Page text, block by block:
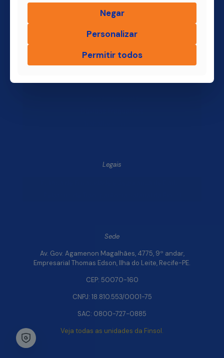
Finsol
Quem Somos
Legais
Sede
Av. Gov. Agamenon Magalhães, 4775, 9º andar,
Empresarial Thomas Edson, Ilha do Leite, Recife-PE.
CEP: 50070-160
CNPJ: 18.810.553/0001-75
SAC: 0800-727-0885
Veja todas as unidades da Finsol.
Negar
Personalizar
Permitir todos